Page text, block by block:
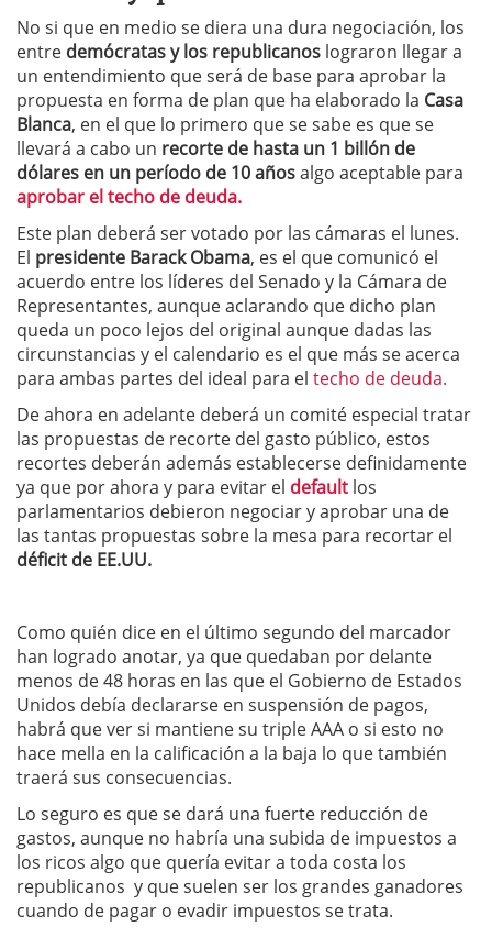
No si que en medio se diera una dura negociación, los
entre demócratas y los republicanos lograron llegar a
un entendimiento que será de base para aprobar la
propuesta en forma de plan que ha elaborado la Casa
Blanca, en el que lo primero que se sabe es que se
llevará a cabo un recorte de hasta un 1 billón de
dólares en un período de 10 añosalgo aceptable para
aprobar el techo de deuda.
Este plan deberá ser votado por las cámaras el lunes.
El presidente Barack Obama, es el que comunicó el
acuerdo entre los líderes del Senado y la Cámara de
Representantes, aunque aclarando que dicho plan
queda un poco lejos del original aunque dadas las
circunstancias y el calendario es el que más se acerca
para ambas partes del ideal para el techo de deuda.
De ahora en adelante deberá un comité especial tratar
las propuestas de recorte del gasto público, estos
recortes deberán además establecerse definidamente
ya que por ahora y para evitar el default los
parlamentarios debieron negociar y aprobar una de
las tantas propuestas sobre la mesa para recortar el
déficit de EE.UU.
Como quién dice en el último segundo del marcador
han logrado anotar, ya que quedaban por delante
menos de 48 horas en las que el Gobierno de Estados
Unidos debía declararse en suspensión de pagos,
habrá que ver si mantiene su triple AAA o si esto no
hace mella en la calificación a la baja lo que también
traerá sus consecuencias.
Lo seguro es que se dará una fuerte reducción de
gastos, aunque no habría una subida de impuestos a
los ricos algo que quería evitar a toda costa los
republicanos y que suelen ser los grandes ganadores
cuando de pagar o evadir impuestos se trata.